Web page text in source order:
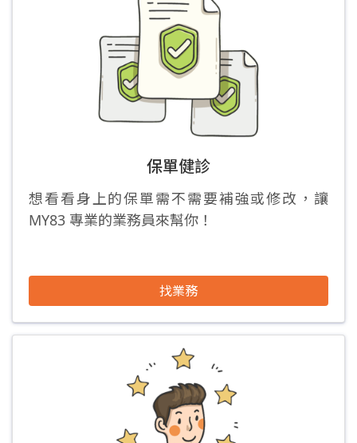
保單健診
想看看身上的保單需不需要補強或修改，讓
MY83 專業的業務員來幫你！
找業務